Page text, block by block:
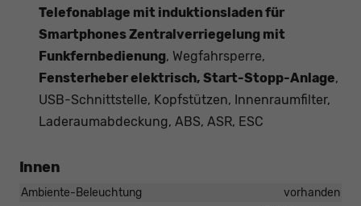
Telefonablage mit induktionsladen für
Smartphones Zentralverriegelung mit
Funkfernbedienung, Wegfahrsperre,
Fensterheber elektrisch, Start-Stopp-Anlage,
USB-Schnittstelle, Kopfstützen, Innenraumfilter,
Laderaumabdeckung, ABS, ASR, ESC
Innen
Ambiente-Beleuchtung
vorhanden